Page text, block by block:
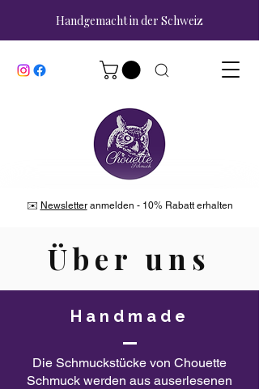
Handgemacht in der Schweiz
✉️ Newsletteranmelden - 10% Rabatt erhalten
Über uns
Handmade
Die Schmuckstücke von Chouette
Schmuck werden aus auserlesenen